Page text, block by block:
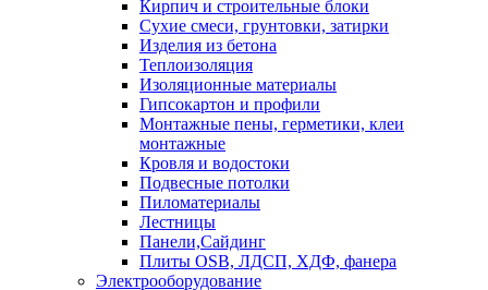
Кирпич и строительные блоки
Сухие смеси, грунтовки, затирки
Изделия из бетона
Теплоизоляция
Изоляционные материалы
Гипсокартон и профили
Монтажные пены, герметики, клеи
монтажные
Кровля и водостоки
Подвесные потолки
Пиломатериалы
Лестницы
Панели,Сайдинг
Плиты OSB, ЛДСП, ХДФ, фанера
Электрооборудование